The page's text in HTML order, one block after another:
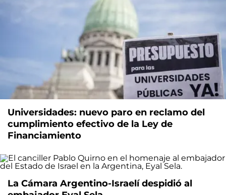
Universidades: nuevo paro en reclamo del
cumplimiento efectivo de la Ley de
Financiamiento
La Cámara Argentino-Israelí despidió al